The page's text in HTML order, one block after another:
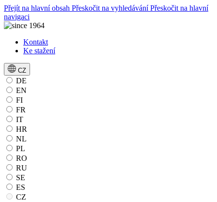
Přejít na hlavní obsah Přeskočit na vyhledáváníPřeskočit na hlavní
navigaci
Kontakt
Ke stažení
CZ
DE
EN
FI
FR
IT
HR
NL
PL
RO
RU
SE
ES
CZ